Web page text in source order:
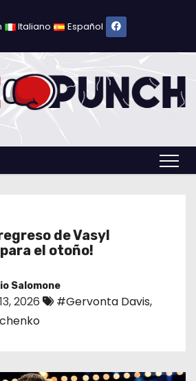
Italiano Español
de Vasyl
el otoño!
Salomone
2026 #Gervonta Davis,